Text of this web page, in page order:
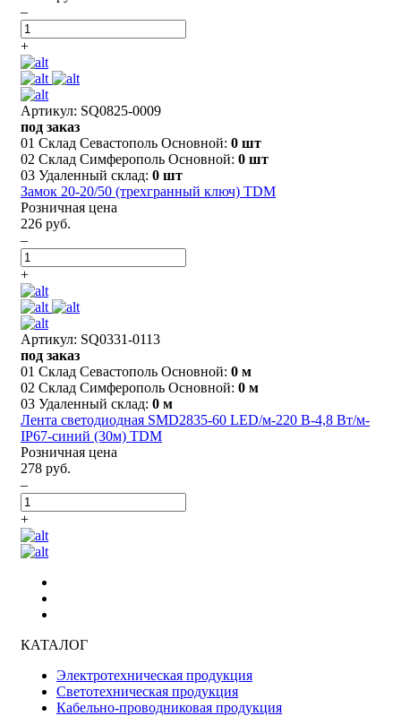
–
+
Артикул: SQ0825-0009
под заказ
01 Склад Севастополь Основной: 0 шт
02 Склад Симферополь Основной: 0 шт
03 Удаленный склад: 0 шт
Замок 20-20/50 (трехгранный ключ) TDM
Розничная цена
226 руб.
–
+
Артикул: SQ0331-0113
под заказ
01 Склад Севастополь Основной: 0 м
02 Склад Симферополь Основной: 0 м
03 Удаленный склад: 0 м
Лента светодиодная SMD2835-60 LED/м-220 В-4,8 Вт/м-
IP67-синий (30м) TDM
Розничная цена
278 руб.
–
+
КАТАЛОГ
Электротехническая продукция
Светотехническая продукция
Кабельно-проводниковая продукция